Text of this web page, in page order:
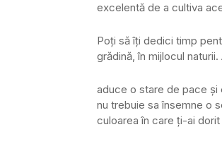
excelentă de a cultiva
Poți să îți dedici timp
grădină, în mijlocul
aduce o stare de pace și
nu trebuie sa însemne o
culoarea în care ți-ai